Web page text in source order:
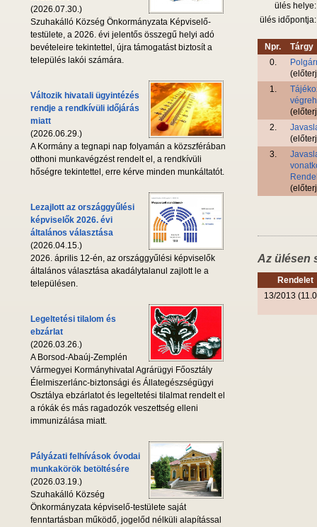
(2026.07.30.)
Szuhakálló Község Önkormányzata Képviselő-
testülete, a 2026. évi jelentős összegű helyi adó
bevételeire tekintettel, újra támogatást biztosít a
település lakói számára.
Változik hivatali ügyintézés
rendje a rendkívüli időjárás
miatt
(2026.06.29.)
A Kormány a tegnapi nap folyamán a közszférában
otthoni munkavégzést rendelt el, a rendkívüli
hőségre tekintettel, erre kérve minden munkáltatót.
Lezajlott az országgyűlési
képviselők 2026. évi
általános választása
(2026.04.15.)
2026. április 12-én, az országgyűlési képviselők
általános választása akadálytalanul zajlott le a
településen.
Legeltetési tilalom és
ebzárlat
(2026.03.26.)
A Borsod-Abaúj-Zemplén
Vármegyei Kormányhivatal Agrárügyi Főosztály
Élelmiszerlánc-biztonsági és Állategészségügyi
Osztálya ebzárlatot és legeltetési tilalmat rendelt el
a rókák és más ragadozók veszettség elleni
immunizálása miatt.
Pályázati felhívások óvodai
munkakörök betöltésére
(2026.03.19.)
Szuhakálló Község
Önkormányzata képviselő-testülete saját
fenntartásban működő, jogelőd nélküli alapítással
ülés helye:
ülés időpontja:
Npr.
Tárgy
0.
1.
2.
3.
Az ülésen
Rendelet
13/2013